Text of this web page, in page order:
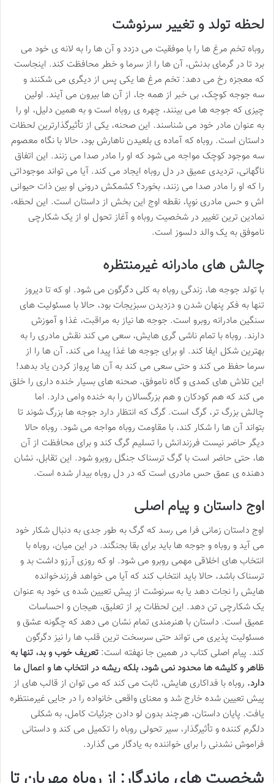
لحظه تولد و تغییر سرنوشت
روباه تخم مرغ ها را با موفقیت می دزدد و آن ها را به لانه ی خود می
برد تا در گرمای بدنش، آن ها را از سرما و خطر محافظت کند. اینجاست
که معجزه رخ می دهد: تخم مرغ ها یکی پس از دیگری می شکنند و
سه جوجه کوچک، بی خبر از همه جا، از آن ها بیرون می آیند. اولین
چیزی که جوجه ها می بینند، چهره ی روباه است و به همین دلیل، او را
به عنوان مادر خود می شناسند. این صحنه، یکی از تأثیرگذارترین لحظات
داستان است. روباه که آماده ی بلعیدن ناهارش بود، حالا با نگاه معصوم
سه موجود کوچک مواجه می شود که او را مادر صدا می زنند. این اتفاق
ناگهانی، تردیدی عمیق در دل روباه ایجاد می کند. آیا می تواند موجوداتی
را که او را مادر صدا می زنند، بخورد؟ کشمکش درونی او بین ذات حیوانی
اش و حس مادری نوپا، نقطه اوج این بخش از داستان است. این لحظه،
نمادین ترین تغییر در شخصیت روباه و آغاز تحول او از یک شکارچی
ناموفق به یک والد دلسوز است.
چالش های مادرانه غیرمنتظره
با تولد جوجه ها، زندگی روباه به کلی دگرگون می شود. او که تا دیروز
تنها به فکر پنهان شدن و دزدیدن سبزیجات بود، حالا با مسئولیت های
سنگین مادرانه روبرو است. جوجه ها نیاز به مراقبت، غذا و آموزش
دارند. روباه با تمام ناشی گری هایش، سعی می کند نقش مادری را به
بهترین شکل ایفا کند. او برای جوجه ها غذا پیدا می کند، آن ها را از
سرما حفظ می کند و حتی سعی می کند به آن ها پرواز کردن یاد بدهد!
این تلاش های کمدی و گاه ناموفق، صحنه های بسیار خنده داری را خلق
می کند که هم کودکان و هم بزرگسالان را به خنده وامی دارد. اما
چالش بزرگ تر، گرگ است. گرگ که انتظار دارد جوجه ها بزرگ شوند تا
بتواند آن ها را شکار کند، با مقاومت روباه مواجه می شود. روباه حالا
دیگر حاضر نیست فرزندانش را تسلیم گرگ کند و برای محافظت از آن
ها، حتی حاضر است با گرگ ترسناک جنگل روبرو شود. این تقابل، نشان
دهنده ی عمق حس مادری است که در دل روباه بیدار شده است.
اوج داستان و پیام اصلی
اوج داستان زمانی فرا می رسد که گرگ به طور جدی به دنبال شکار خود
می آید و روباه و جوجه ها باید برای بقا بجنگند. در این میان، روباه با
انتخاب های اخلاقی مهمی روبرو می شود. او که روزی آرزو داشت بد و
ترسناک باشد، حالا باید انتخاب کند که آیا می خواهد فرزندخوانده
هایش را نجات دهد یا به سرنوشت از پیش تعیین شده ی خود به عنوان
یک شکارچی تن دهد. این لحظات پر از تعلیق، هیجان و احساسات
عمیق است. داستان با هنرمندی تمام نشان می دهد که چگونه عشق و
مسئولیت پذیری می تواند حتی سرسخت ترین قلب ها را نیز دگرگون
کند. پیام اصلی کتاب در همین جا نهفته است: تعریف خوب و بد، تنها به
ظاهر و کلیشه ها محدود نمی شود، بلکه ریشه در انتخاب ها و اعمال ما
دارد. روباه با فداکاری هایش، ثابت می کند که می توان از قالب های از
پیش تعیین شده خارج شد و معنای واقعی خانواده را در جایی غیرمنتظره
یافت. پایان داستان، هرچند بدون لو دادن جزئیات کامل، به شکلی
دلگرم کننده و تأثیرگذار، سیر تحولی روباه را تکمیل می کند و داستانی
فراموش نشدنی را برای خواننده به یادگار می گذارد.